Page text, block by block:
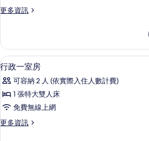
公
的
所
有
相
片
更多資訊
更
室
公
寓
的
詳
情
顯
示
行
政
室
舒適加層
4
行政一室房
可容納 2 人 (依實際入住人數計費)
1 張特大雙人床
免費無線上網
更多資訊
更